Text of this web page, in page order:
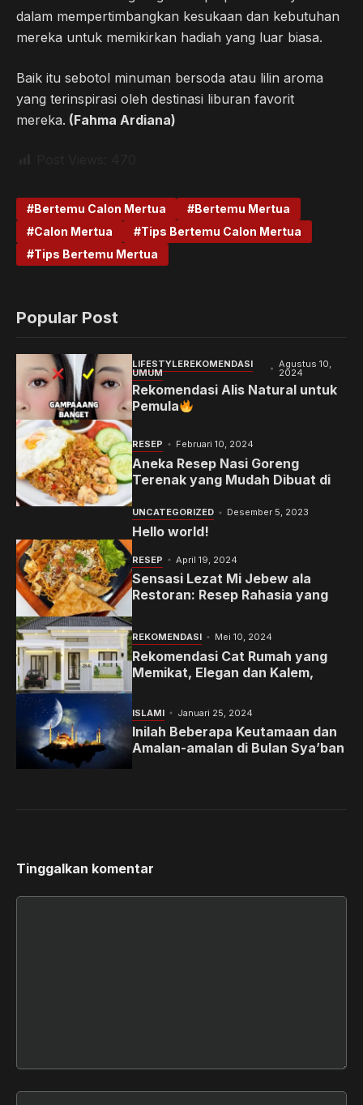
dalam mempertimbangkan kesukaan dan kebutuhan
mereka untuk memikirkan hadiah yang luar biasa.
Baik itu sebotol minuman bersoda atau lilin aroma
yang terinspirasi oleh destinasi liburan favorit
mereka. (Fahma Ardiana)
Bertemu Calon Mertua
Bertemu Mertua
Calon Mertua
Tips Bertemu Calon Mertua
Tips Bertemu Mertua
Popular Post
LIFESTYLEREKOMENDASI
UMUM
Agustus 10,
2024
Rekomendasi Alis Natural untuk
Pemula
RESEP Februari 10, 2024
Aneka Resep Nasi Goreng
Terenak yang Mudah Dibuat di
Rumah
UNCATEGORIZED Desember 5, 2023
Hello world!
RESEP April 19, 2024
Sensasi Lezat Mi Jebew ala
Restoran: Resep Rahasia yang
REKOMENDASI Mei 10, 2024
Rekomendasi Cat Rumah yang
Memikat, Elegan dan Kalem,
ISLAMI Januari 25, 2024
Inilah Beberapa Keutamaan dan
Amalan-amalan di Bulan Sya’ban
Tinggalkan komentar